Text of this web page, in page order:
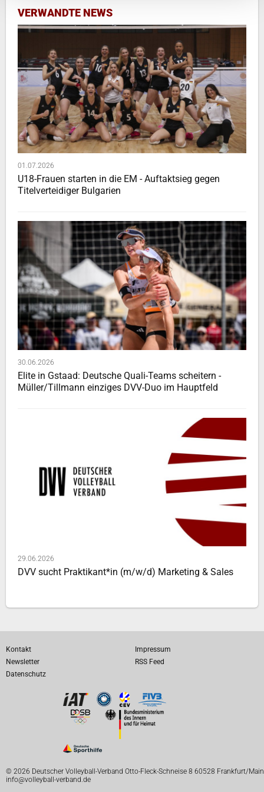
VERWANDTE NEWS
01.07.2026
U18-Frauen starten in die EM - Auftaktsieg gegen
Titelverteidiger Bulgarien
30.06.2026
Elite in Gstaad: Deutsche Quali-Teams scheitern -
Müller/Tillmann einziges DVV-Duo im Hauptfeld
29.06.2026
DVV sucht Praktikant*in (m/w/d) Marketing & Sales
Kontakt
Impressum
Newsletter
RSS Feed
Datenschutz
© 2026 Deutscher Volleyball-Verband Otto-Fleck-Schneise 8 60528 Frankfurt/Main
info@volleyball-verband.de